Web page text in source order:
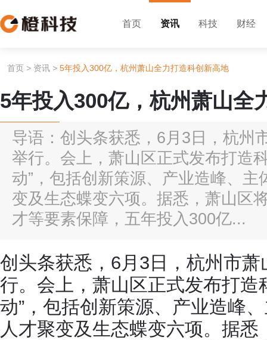
首页 资讯 科技 财经
首页 > 资讯 > 5年投入300亿，杭州萧山全力打造科创新高地
5年投入300亿，杭州萧山全
导语：创头条获悉，6月3日，杭州
举行。会上，萧山区正式发布打造
动”，包括创新策源、产业造峰、
变及生态蝶变六项。据悉，萧山区
才等要素保障，五年投入300亿...
创头条获悉，6月3日，杭州市
行。会上，萧山区正式发布打造
动”，包括创新策源、产业造峰
人才聚变及生态蝶变六项。据